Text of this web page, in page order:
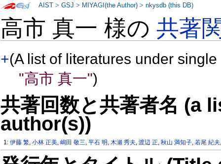
高市 真一 様の共著
+(A list of literatures under
"高市 真一")
共著回数と共著者名 (a
author(s))
1:伊藤 繁,小林 正美,嶋田 敬三,平石 明 ,木瀬 秀夫,渡辺 正,秋山 満知子,若尾 紀夫
AIST >GSJ > MIYAGI(the Author) >nkysdb (this DB)